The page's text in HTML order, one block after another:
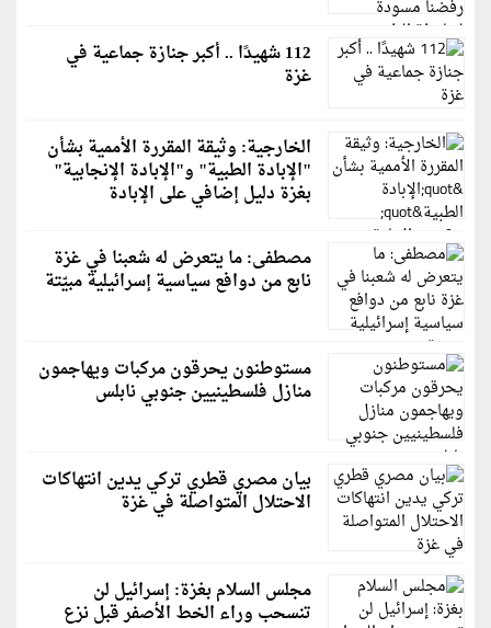
112 شهيدًا .. أكبر جنازة جماعية في
غزة
الخارجية: وثيقة المقررة الأممية بشأن
"الإبادة الطبية" و"الإبادة الإنجابية"
بغزة دليل إضافي على الإبادة
مصطفى: ما يتعرض له شعبنا في غزة
نابع من دوافع سياسية إسرائيلية مبيّتة
مستوطنون يحرقون مركبات ويهاجمون
منازل فلسطينيين جنوبي نابلس
بيان مصري قطري تركي يدين انتهاكات
الاحتلال المتواصلة في غزة
مجلس السلام بغزة: إسرائيل لن
تنسحب وراء الخط الأصفر قبل نزع